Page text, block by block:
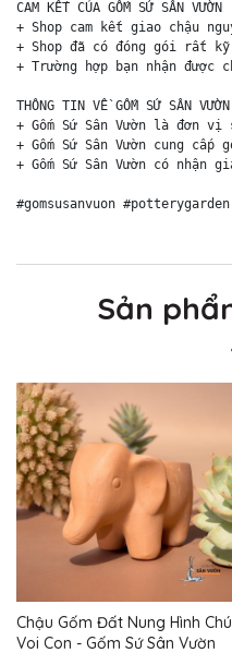
CAM KẾT CỦA GỐM SỨ SÂN VƯỜN
+ Shop cam kết giao chậu
+ Shop đã có đóng gói rất
+ Trường hợp bạn nhận
THÔNG TIN VỀ GỐM SỨ SÂN VƯỜN
+ Gốm Sứ Sân Vườn là đơn
+ Gốm Sứ Sân Vườn cung
+ Gốm Sứ Sân Vườn có nhận
#gomsusanvuon
Sản
Chậu Gốm Đất Nung Hình Chú
Voi Con - Gốm Sứ Sân Vườn